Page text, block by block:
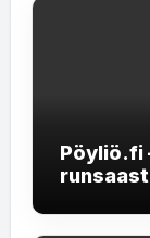
Pöyliö.fi